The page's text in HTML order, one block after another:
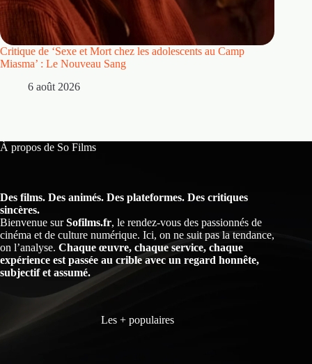
Critique de ‘Sexe et Mort chez les adolescents au Camp
Miasma’ : Le Nouveau Sang
6 août 2026
À propos de So Films
Des films. Des animés. Des plateformes. Des critiques
sincères.
Bienvenue surSofilms.fr, le rendez-vous des passionnés de
cinéma et de culture numérique. Ici, on ne suit pas la tendance,
on l’analyse. Chaque œuvre, chaque service, chaque
expérience est passée au crible avec un regard honnête,
subjectif et assumé.
Les + populaires